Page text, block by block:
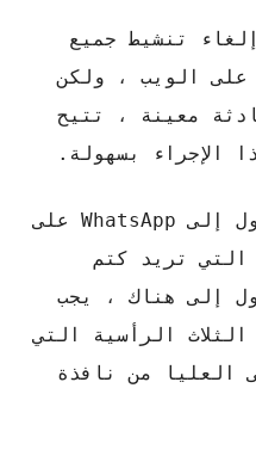
تنشيط جميع
الإشعارات على WhatsApp على الويب ، ولكن
معينة ، تتيح
الإجراء بسهولة.
لهذا ، بعد تسجيل الدخول إلى WhatsApp على
التي تريد كتم
إلى هناك ، يجب
الرأسية التي
العليا من نافذة